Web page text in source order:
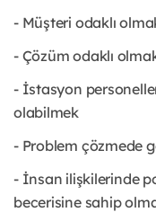
- Müşteri odaklı
- Çözüm odaklı
- İstasyon
olabilmek
- Problem çözmede
- İnsan ilişkilerinde
becerisine sahip